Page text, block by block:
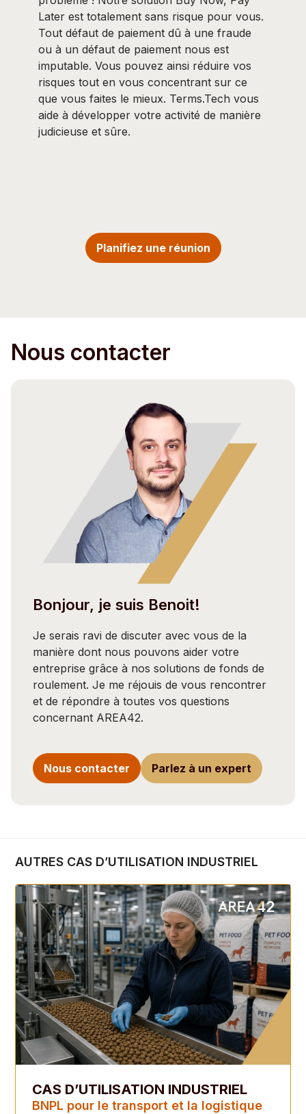
Later est totalement sans risque pour vous.
Tout défaut de paiement dû à une fraude
ou à un défaut de paiement nous est
imputable. Vous pouvez ainsi réduire vos
risques tout en vous concentrant sur ce
que vous faites le mieux. Terms.Tech vous
aide à développer votre activité de manière
judicieuse et sûre.
Planifiez une réunion
Nous contacter
Bonjour, je suis Benoit!
Je serais ravi de discuter avec vous de la
manière dont nous pouvons aider votre
entreprise grâce à nos solutions de fonds de
roulement. Je me réjouis de vous rencontrer
et de répondre à toutes vos questions
concernant AREA42.
Nous contacter Parlez à un expert
AUTRES CAS D’UTILISATION INDUSTRIEL
CAS D’UTILISATION INDUSTRIEL
BNPL pour le transport et la logistique